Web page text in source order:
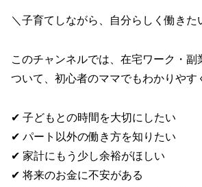
＼子育てしながら、自分らしく働きた
このチャンネルでは、在宅ワーク・副
ついて、初心者のママでもわかりやす
✔ 子どもとの時間を大切にしたい
✔ パート以外の働き方を知りたい
✔ 家計にもう少し余裕がほしい
✔ 将来のお金に不安がある